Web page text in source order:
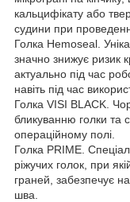
кальцифікату або
судини при
Голка Hemoseal.
значно знижує ризик
актуально під час
навіть під час
Голка VISI BLACK.
бликуванню голки та
операційному полі.
Голка PRIME.
ріжучих голок, при
граней, забезпечує
шва.